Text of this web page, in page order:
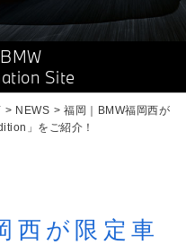
Site
NEWS
福岡｜BMW福岡西が
」をご紹介！
西が限定車